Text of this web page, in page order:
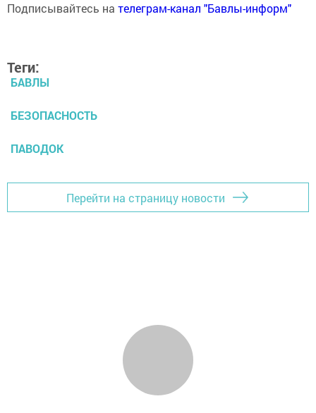
Подписывайтесь на телеграм-канал "Бавлы-информ"
Теги:
БАВЛЫ
БЕЗОПАСНОСТЬ
ПАВОДОК
Перейти на страницу новости